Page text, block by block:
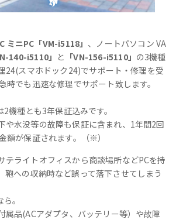
ミニPC「VM-i5118」 、ノートパソコン VA
140-i5110」 と 「VN-156-i5110」 の3機種
24(スマホドック24)でサポート・修理を受
時でも迅速な修理でサポート致します。
機種とも3年保証込みです。
や水没等の故障も保証に含まれ、1年間2回
額が保証されます。（※）
テライトオフィスから商談場所などPCを持
鞄への収納時など誤って落下させてしまう
。
品(ACアダプタ、バッテリー等）や故障